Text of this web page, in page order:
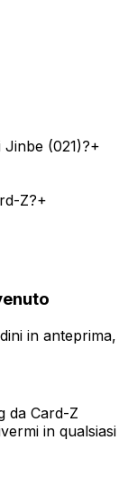
(021)?+
Z?+
in anteprima,
da Card-Z
in qualsiasi